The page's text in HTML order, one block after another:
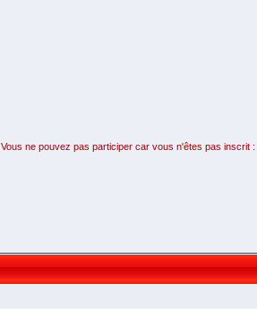
Vous ne pouvez pas participer car vous n'êtes pas inscrit :